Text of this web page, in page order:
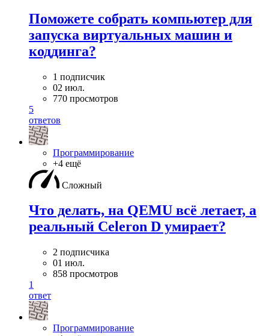
Поможете собрать компьютер для
запуска виртуальных машин и
коддинга?
1 подписчик
02 июл.
770 просмотров
5
ответов
Программирование
+4 ещё
Сложный
Что делать, на QEMU всё летает, а
реальный Celeron D умирает?
2 подписчика
01 июл.
858 просмотров
1
ответ
Программирование